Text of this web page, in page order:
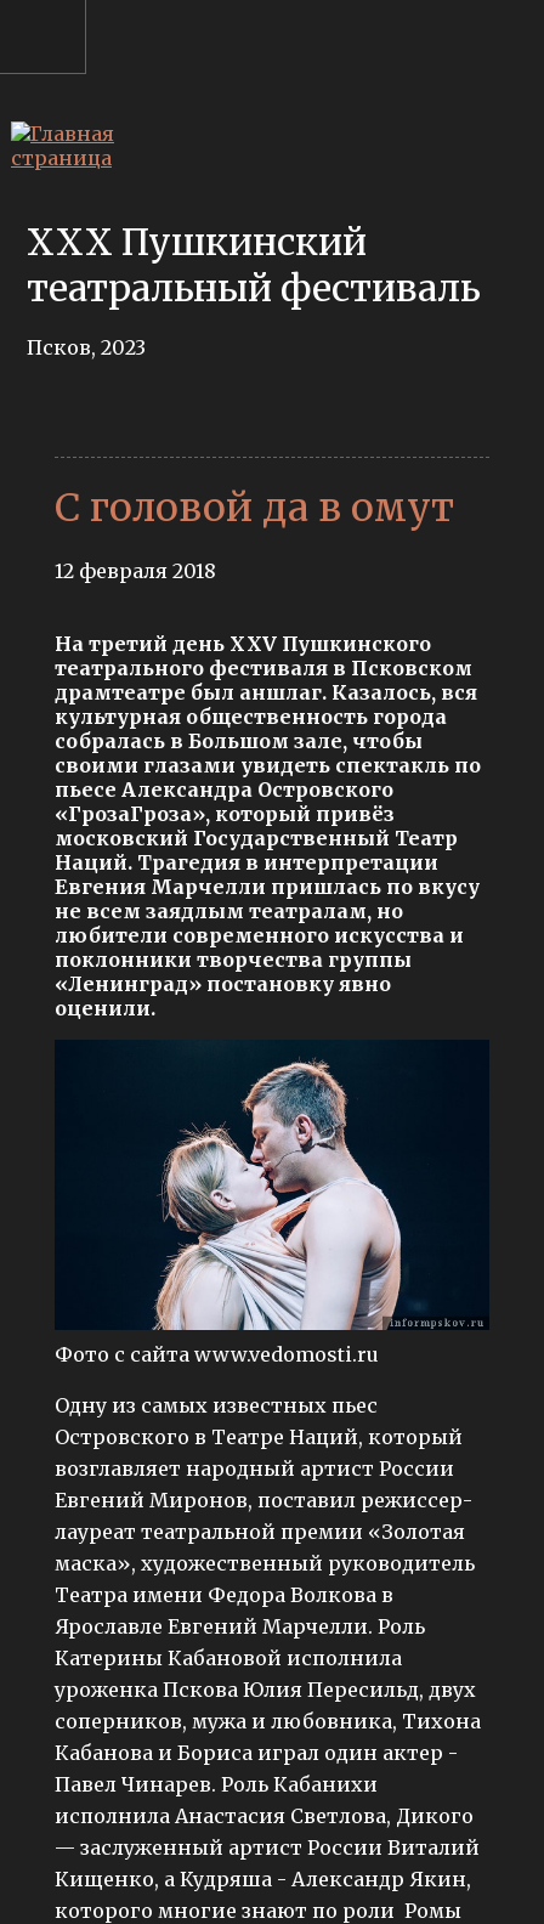
XXX Пушкинский
театральный фестиваль
Псков, 2023
С головой да в омут
12 февраля 2018
На третий день XXV Пушкинского
театрального фестиваля в Псковском
драмтеатре был аншлаг. Казалось, вся
культурная общественность города
собралась в Большом зале, чтобы
своими глазами увидеть спектакль по
пьесе Александра Островского
«ГрозаГроза», который привёз
московский Государственный Театр
Наций. Трагедия в интерпретации
Евгения Марчелли пришлась по вкусу
не всем заядлым театралам, но
любители современного искусства и
поклонники творчества группы
«Ленинград» постановку явно
оценили.
Фото с сайта www.vedomosti.ru
Одну из самых известных пьес
Островского в Театре Наций, который
возглавляет народный артист России
Евгений Миронов, поставил режиссер-
лауреат театральной премии «Золотая
маска», художественный руководитель
Театра имени Федора Волкова в
Ярославле Евгений Марчелли. Роль
Катерины Кабановой исполнила
уроженка Пскова Юлия Пересильд, двух
соперников, мужа и любовника, Тихона
Кабанова и Бориса играл один актер -
Павел Чинарев. Роль Кабанихи
исполнила Анастасия Светлова, Дикого
— заслуженный артист России Виталий
Кищенко, а Кудряша - Александр Якин,
которого многие знают по роли Ромы